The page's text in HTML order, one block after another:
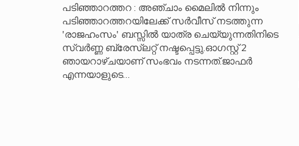
e
:
പടിഞ്ഞാറത്തറ : അഞ്ചാം മൈലിൽ നിന്നും
പടിഞ്ഞാറത്തറയിലേക്ക് സർവീസ് നടത്തുന്ന
'രാജഹംസം' ബസ്സിൽ യാത്ര ചെയ്യുന്നതിനിടെ
സ്വർണ്ണ ബ്രേസ്‌ലറ്റ് നഷ്ടപ്പെട്ടു.ഓഗസ്റ്റ് 2
ഞായറാഴ്ചയാണ് സംഭവം നടന്നത്.ജാഫർ
എന്നയാളുടെ…